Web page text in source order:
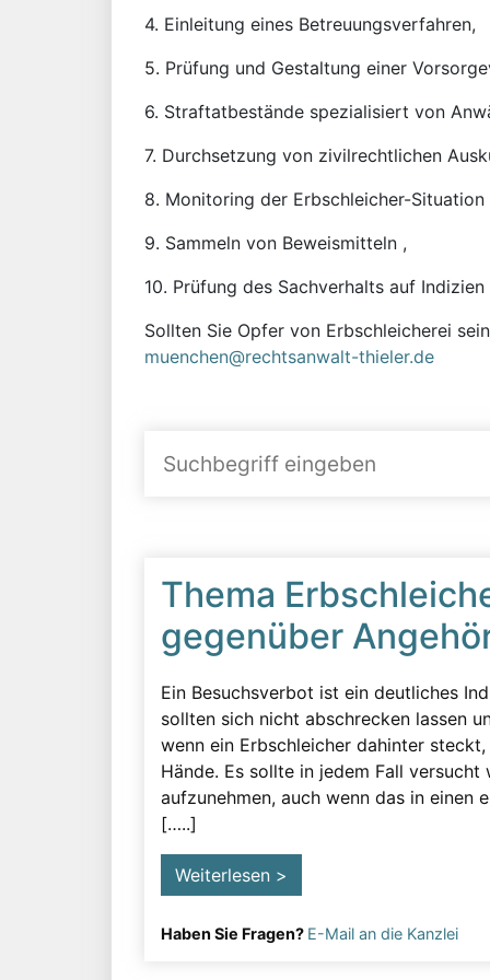
4. Einleitung eines Betreuungsverfahren,
5. Prüfung und Gestaltung einer
6. Straftatbestände spezialisiert von
7. Durchsetzung von zivilrechtlichen
8. Monitoring der Erbschleicher-
9. Sammeln von Beweismitteln ,
10. Prüfung des Sachverhalts auf
Sollten Sie Opfer von Erbschleicherei
muenchen@rechtsanwalt-thieler.de
Thema
gegenüber
Ein Besuchsverbot ist ein deutliches
sollten sich nicht abschrecken lassen
wenn ein Erbschleicher dahinter
Hände. Es sollte in jedem Fall
aufzunehmen, auch wenn das in einen
[…..]
Weiterlesen >
Haben Sie Fragen? E-Mail an die Kanzlei